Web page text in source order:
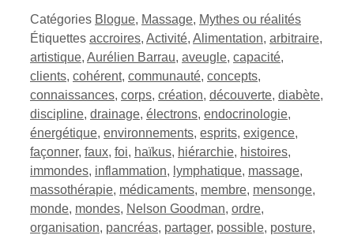
Catégories Blogue, Massage, Mythes ou réalités
Étiquettes accroires, Activité, Alimentation, arbitraire,
artistique, Aurélien Barrau, aveugle, capacité,
clients, cohérent, communauté, concepts,
connaissances, corps, création, découverte, diabète,
discipline, drainage, électrons, endocrinologie,
énergétique, environnements, esprits, exigence,
façonner, faux, foi, haïkus, hiérarchie, histoires,
immondes, inflammation, lymphatique, massage,
massothérapie, médicaments, membre, mensonge,
monde, mondes, Nelson Goodman, ordre,
organisation, pancréas, partager, possible, posture,